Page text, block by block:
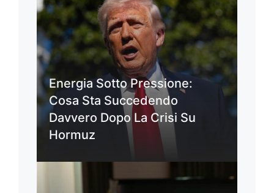
Energia Sotto Pressione:
Cosa Sta Succedendo
Davvero Dopo La Crisi Su
Hormuz